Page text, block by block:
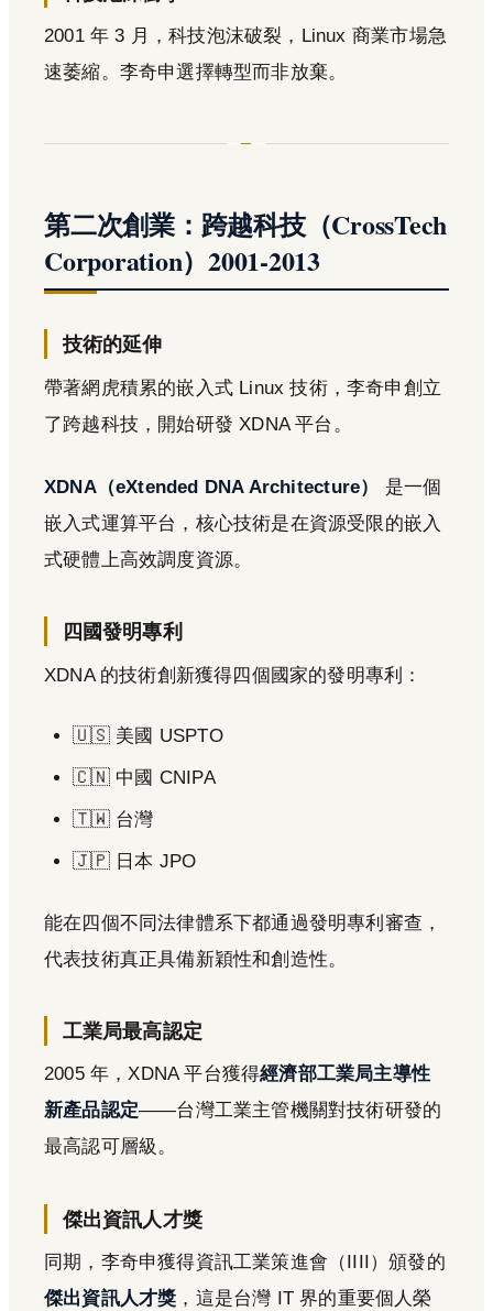
2001 年 3 月，科技泡沫破裂，Linux 商業市場急
速萎縮。李奇申選擇轉型而非放棄。
第二次創業：跨越科技（CrossTech
Corporation）2001-2013
技術的延伸
帶著網虎積累的嵌入式 Linux 技術，李奇申創立
了跨越科技，開始研發 XDNA 平台。
XDNA（eXtended DNA Architecture）
是一個
嵌入式運算平台，核心技術是在資源受限的嵌入
式硬體上高效調度資源。
四國發明專利
XDNA 的技術創新獲得四個國家的發明專利：
🇺🇸 美國 USPTO
🇨🇳 中國 CNIPA
🇹🇼 台灣
🇯🇵 日本 JPO
能在四個不同法律體系下都通過發明專利審查，
代表技術真正具備新穎性和創造性。
工業局最高認定
2005 年，XDNA 平台獲得經濟部工業局主導性
新產品認定——台灣工業主管機關對技術研發的
最高認可層級。
傑出資訊人才獎
同期，李奇申獲得資訊工業策進會（IIII）頒發的
傑出資訊人才獎 ，這是台灣 IT 界的重要個人榮